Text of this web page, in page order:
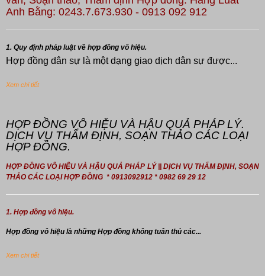
Anh Bằng: 0243.7.673.930 - 0913 092 912
1. Quy định pháp luật về hợp đồng vô hiệu.
Hợp đồng dân sự là một dạng giao dịch dân sự được...
Xem chi tiết
HỢP ĐỒNG VÔ HIỆU VÀ HẬU QUẢ PHÁP LÝ.
DỊCH VỤ THẨM ĐỊNH, SOẠN THẢO CÁC LOẠI
HỢP ĐỒNG.
HỢP ĐỒNG VÔ HIỆU VÀ HẬU QUẢ PHÁP LÝ || DỊCH VỤ THẨM ĐỊNH, SOẠN
THẢO CÁC LOẠI HỢP ĐỒNG * 0913092912 * 0982 69 29 12
1. Hợp đồng vô hiệu.
Hợp đồng vô hiệu là những Hợp đồng không tuân thủ các...
Xem chi tiết